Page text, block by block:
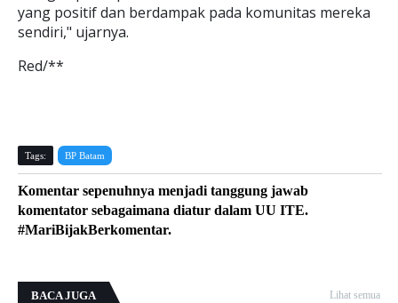
yang positif dan berdampak pada komunitas mereka
sendiri," ujarnya.
Red/**
Tags: BP Batam
Komentar sepenuhnya menjadi tanggung jawab
komentator sebagaimana diatur dalam UU ITE.
#MariBijakBerkomentar.
BACA JUGA Lihat semua